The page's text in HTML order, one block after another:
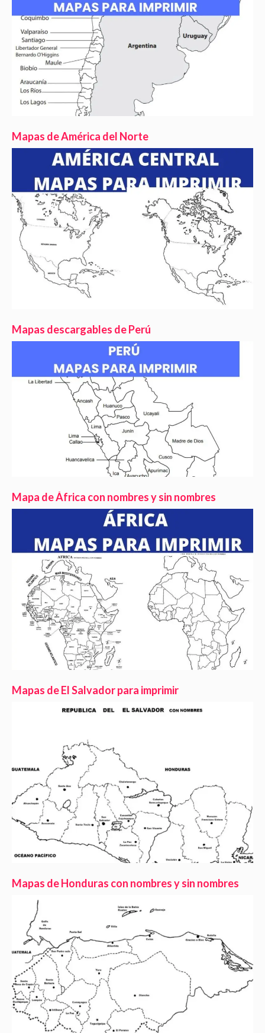
Mapas de América del Norte
Mapas descargables de Perú
Mapa de África con nombres y sin nombres
Mapas de El Salvador para imprimir
Mapas de Honduras con nombres y sin nombres